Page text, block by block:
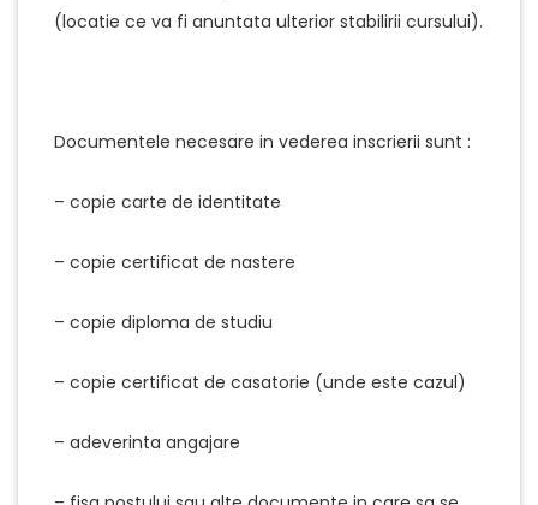
(locatie ce va fi anuntata ulterior stabilirii cursului).
Documentele necesare in vederea inscrierii sunt :
– copie carte de identitate
– copie certificat de nastere
– copie diploma de studiu
– copie certificat de casatorie (unde este cazul)
– adeverinta angajare